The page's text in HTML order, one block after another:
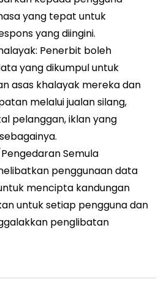
yang tepat untuk
yang diingini.
Penerbit boleh
yang dikumpul untuk
asas khalayak mereka dan
melalui jualan silang,
pelanggan, iklan yang
Semula
penggunaan data
mencipta kandungan
untuk setiap pengguna dan
penglibatan